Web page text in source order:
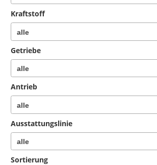
Kraftstoff
Getriebe
Antrieb
Ausstattungslinie
Sortierung